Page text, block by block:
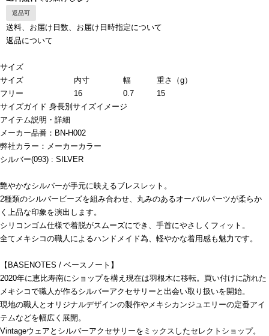
返品可
送料、お届け日数、お届け日時指定について
返品について
サイズ
サイズ
内寸 幅
重さ（g）
フリー
16 0.7
15
サイズガイド 身長別サイズイメージ
アイテム説明・詳細
メーカー品番：BN-H002
弊社カラー：メーカーカラー
シルバー(093) : SILVER
艶やかなシルバーが手元に映えるブレスレット。
2種類のシルバービーズを組み合わせ、丸みのあるオーバルパーツが柔らか
く上品な印象を演出します。
シリコンゴム仕様で着脱がスムーズにでき、手首にやさしくフィット。
全てメキシコの職人によるハンドメイド為、軽やかな着用感も魅力です。
【BASENOTES / ベースノート】
2020年に恵比寿南にショップを構え現在は羽根木に移転。買い付けに訪れた
メキシコで職人が作るシルバーアクセサリーと出会い取り扱いを開始。
現地の職人とオリジナルデザインの製作やメキシカンジュエリーの定番アイ
テムなどを幅広く展開。
Vintageウェアとシルバーアクセサリーをミックスしたセレクトショップ。